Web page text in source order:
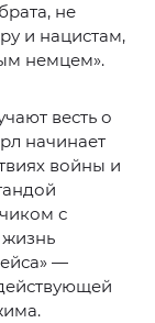
не
и нацистам,
немцем».
весть о
начинает
войны и
с
—